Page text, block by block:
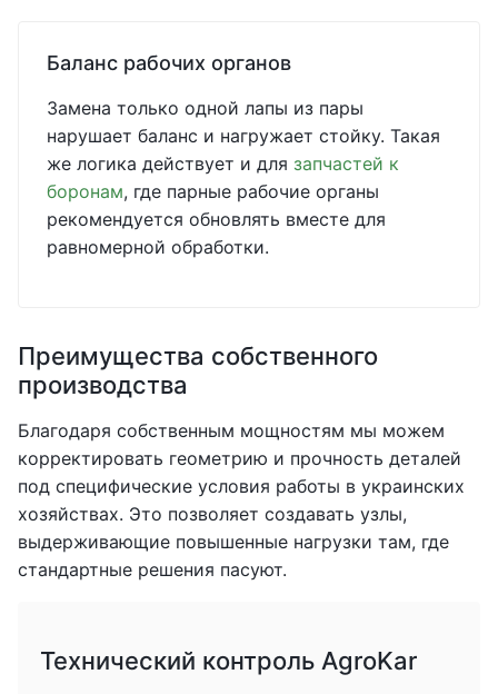
Баланс рабочих органов
Замена только одной лапы из пары
нарушает баланс и нагружает стойку. Такая
же логика действует и для запчастей к
боронам, где парные рабочие органы
рекомендуется обновлять вместе для
равномерной обработки.
Преимущества собственного
производства
Благодаря собственным мощностям мы можем
корректировать геометрию и прочность деталей
под специфические условия работы в украинских
хозяйствах. Это позволяет создавать узлы,
выдерживающие повышенные нагрузки там, где
стандартные решения пасуют.
Технический контроль AgroKar